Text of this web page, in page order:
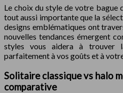
Le choix du style de votre bague
tout aussi importante que la
designs emblématiques ont
nouvelles tendances émergent
styles vous aidera à trouver
parfaitement à vos goûts et à
Solitaire classique vs halo
comparative